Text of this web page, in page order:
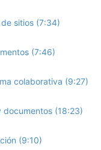
sitios (7:34)
(7:46)
colaborativa (9:27)
(18:23)
(9:10)